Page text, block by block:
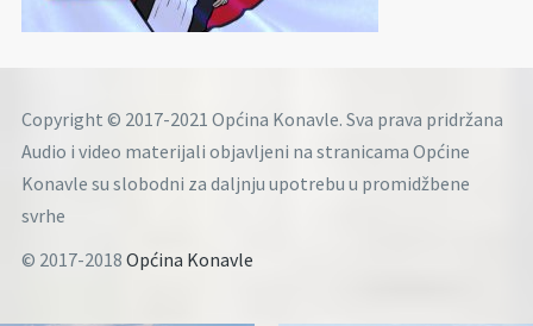
Copyright © 2017-2021 Općina Konavle. Sva prava pridržana
Audio i video materijali objavljeni na stranicama Općine
Konavle su slobodni za daljnju upotrebu u promidžbene
svrhe
© 2017-2018 Općina Konavle